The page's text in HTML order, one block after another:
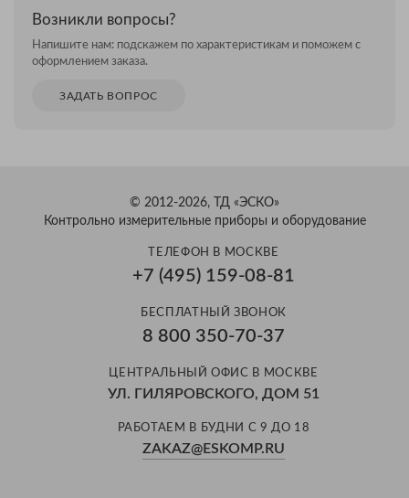
Возникли вопросы?
Напишите нам: подскажем по характеристикам и поможем с
оформлением заказа.
ЗАДАТЬ ВОПРОС
© 2012-2026, ТД «ЭСКО»
Контрольно измерительные приборы и оборудование
ТЕЛЕФОН В МОСКВЕ
+7 (495) 159-08-81
БЕСПЛАТНЫЙ ЗВОНОК
8 800 350-70-37
ЦЕНТРАЛЬНЫЙ ОФИС В МОСКВЕ
УЛ. ГИЛЯРОВСКОГО, ДОМ 51
РАБОТАЕМ В БУДНИ С 9 ДО 18
ZAKAZ@ESKOMP.RU